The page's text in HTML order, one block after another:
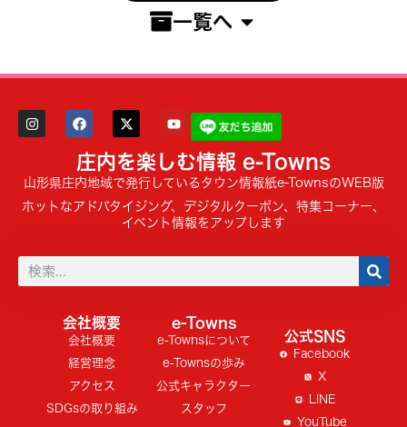
一覧へ
庄内を楽しむ情報 e-Towns
山形県庄内地域で発行しているタウン情報紙e-TownsのWEB版
ホットなアドバタイジング、デジタルクーポン、特集コーナー、
イベント情報をアップします
会社概要
会社概要
経営理念
アクセス
SDGsの取り組み
e-Towns
e-Townsについて
e-Townsの歩み
公式キャラクター
スタッフ
公式SNS
Facebook
X
LINE
YouTube